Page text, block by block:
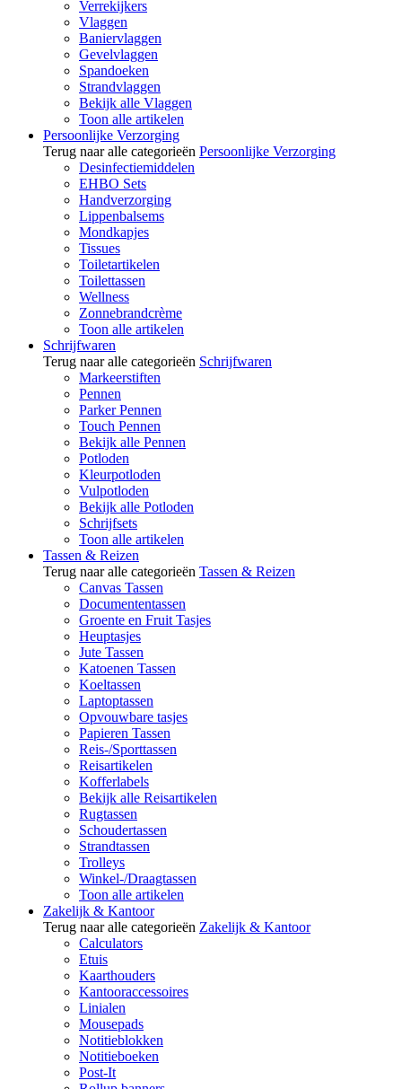
Verrekijkers
Vlaggen
Baniervlaggen
Gevelvlaggen
Spandoeken
Strandvlaggen
Bekijk alle Vlaggen
Toon alle artikelen
Persoonlijke Verzorging
Terug naar alle categorieën Persoonlijke Verzorging
Desinfectiemiddelen
EHBO Sets
Handverzorging
Lippenbalsems
Mondkapjes
Tissues
Toiletartikelen
Toilettassen
Wellness
Zonnebrandcrème
Toon alle artikelen
Schrijfwaren
Terug naar alle categorieën Schrijfwaren
Markeerstiften
Pennen
Parker Pennen
Touch Pennen
Bekijk alle Pennen
Potloden
Kleurpotloden
Vulpotloden
Bekijk alle Potloden
Schrijfsets
Toon alle artikelen
Tassen & Reizen
Terug naar alle categorieën Tassen & Reizen
Canvas Tassen
Documententassen
Groente en Fruit Tasjes
Heuptasjes
Jute Tassen
Katoenen Tassen
Koeltassen
Laptoptassen
Opvouwbare tasjes
Papieren Tassen
Reis-/Sporttassen
Reisartikelen
Kofferlabels
Bekijk alle Reisartikelen
Rugtassen
Schoudertassen
Strandtassen
Trolleys
Winkel-/Draagtassen
Toon alle artikelen
Zakelijk & Kantoor
Terug naar alle categorieën Zakelijk & Kantoor
Calculators
Etuis
Kaarthouders
Kantooraccessoires
Linialen
Mousepads
Notitieblokken
Notitieboeken
Post-It